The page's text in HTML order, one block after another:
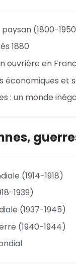
(1800-
1880
ouvrière en
économiques et
: un monde
(1914-1918)
1939)
(1937-1945)
(1940-1944)